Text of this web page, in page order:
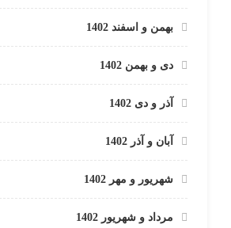
بهمن و اسفند 1402
دی و بهمن 1402
آذر و دی 1402
آبان و آذر 1402
شهریور و مهر 1402
مرداد و شهریور 1402